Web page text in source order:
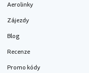
Aerolinky
Zájezdy
Blog
Recenze
Promo kódy